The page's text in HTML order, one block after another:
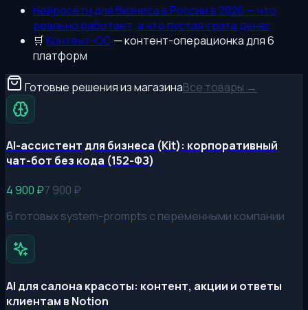
Нейросети для бизнеса в России в 2026 — что
реально работает, а что пустая трата денег
🛒Контент-ОС — контент-операционка для 6
платформ
Готовые решения из магазинаВсе товары →
AI-ассистент для бизнеса (Kit): корпоративный
чат-бот без кода (152-ФЗ)
4 900 ₽7 900 ₽
6 готовых system-prompts с переменными компании
AI для салона красоты: контент, акции и ответы
клиентам в Notion